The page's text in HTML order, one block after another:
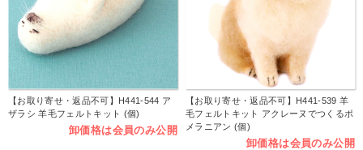
【お取り寄せ・返品不可】H441-544 ア
ザラシ 羊毛フェルトキット (個)
卸価格は会員のみ公開
【お取り寄せ・返品不可】H441-539 羊
毛フェルトキット アクレーヌでつくるポ
メラニアン (個)
卸価格は会員のみ公開